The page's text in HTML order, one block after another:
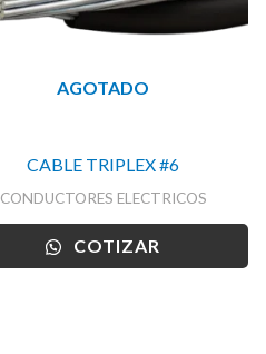
AGOTADO
CABLE TRIPLEX #6
CONDUCTORES ELECTRICOS
COTIZAR